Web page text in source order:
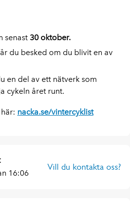
senast 30 oktober.
du besked om du blivit en av
en del av ett nätverk som
cykeln året runt.
nacka.se/vintercyklist
16:06
Vill du kontakta oss?